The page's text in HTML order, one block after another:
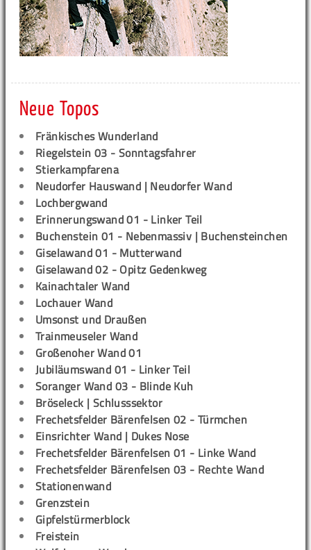
Neue Topos
Fränkisches Wunderland
Riegelstein 03 - Sonntagsfahrer
Stierkampfarena
Neudorfer Hauswand | Neudorfer Wand
Lochbergwand
Erinnerungswand 01 - Linker Teil
Buchenstein 01 - Nebenmassiv | Buchensteinchen
Giselawand 01 - Mutterwand
Giselawand 02 - Opitz Gedenkweg
Kainachtaler Wand
Lochauer Wand
Umsonst und Draußen
Trainmeuseler Wand
Großenoher Wand 01
Jubiläumswand 01 - Linker Teil
Soranger Wand 03 - Blinde Kuh
Bröseleck | Schlusssektor
Frechetsfelder Bärenfelsen 02 - Türmchen
Einsrichter Wand | Dukes Nose
Frechetsfelder Bärenfelsen 01 - Linke Wand
Frechetsfelder Bärenfelsen 03 - Rechte Wand
Stationenwand
Grenzstein
Gipfelstürmerblock
Freistein